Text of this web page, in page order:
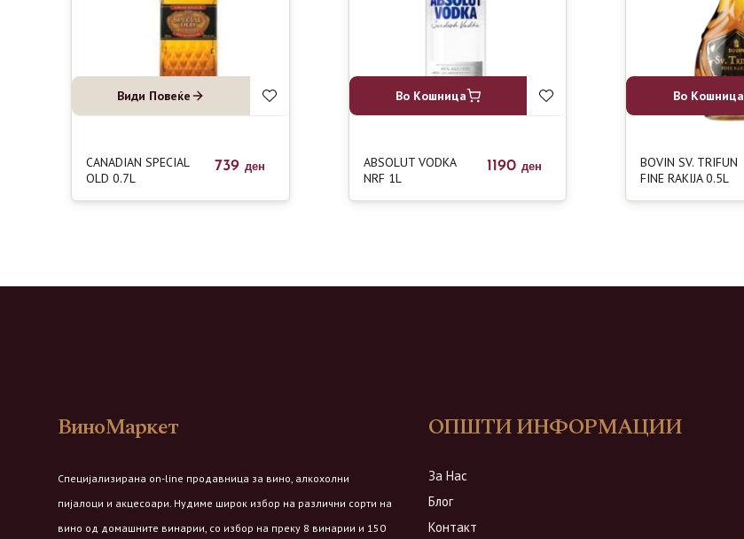
Види Повеќе
CANADIAN SPECIAL
OLD 0.7L
739 ден
Во Кошница
ABSOLUT VODKA
NRF 1L
1190 ден
Во Кошница
BOVIN SV. TRIFUN
FINE RAKIJA 0.5L
ВиноМаркет
Специјализирана on-line продавница за вино, алкохолни
пијалоци и акцесоари. Нудиме широк избор на различни сорти на
вино од домашните винарии, со избор на преку 8 винарии и 150
ОПШТИ ИНФОРМАЦИИ
За Нас
Блог
Контакт